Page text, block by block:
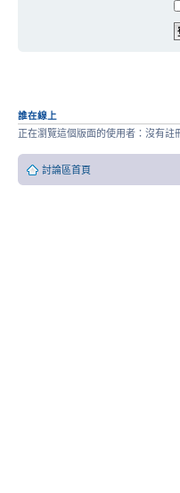
誰在線上
正在瀏覽這個版面的使用者：沒有註
討論區首頁